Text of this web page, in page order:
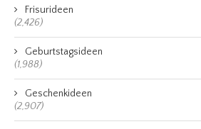
Frisurideen
(2,426)
Geburtstagsideen
(1,988)
Geschenkideen
(2,907)